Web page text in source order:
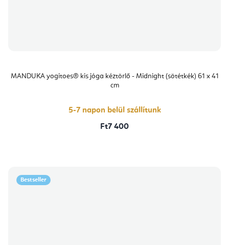
MANDUKA yogitoes® kis jóga kéztörlő - Midnight (sötétkék) 61 x 41
cm
5-7 napon belül szállítunk
Ft7 400
Bestseller